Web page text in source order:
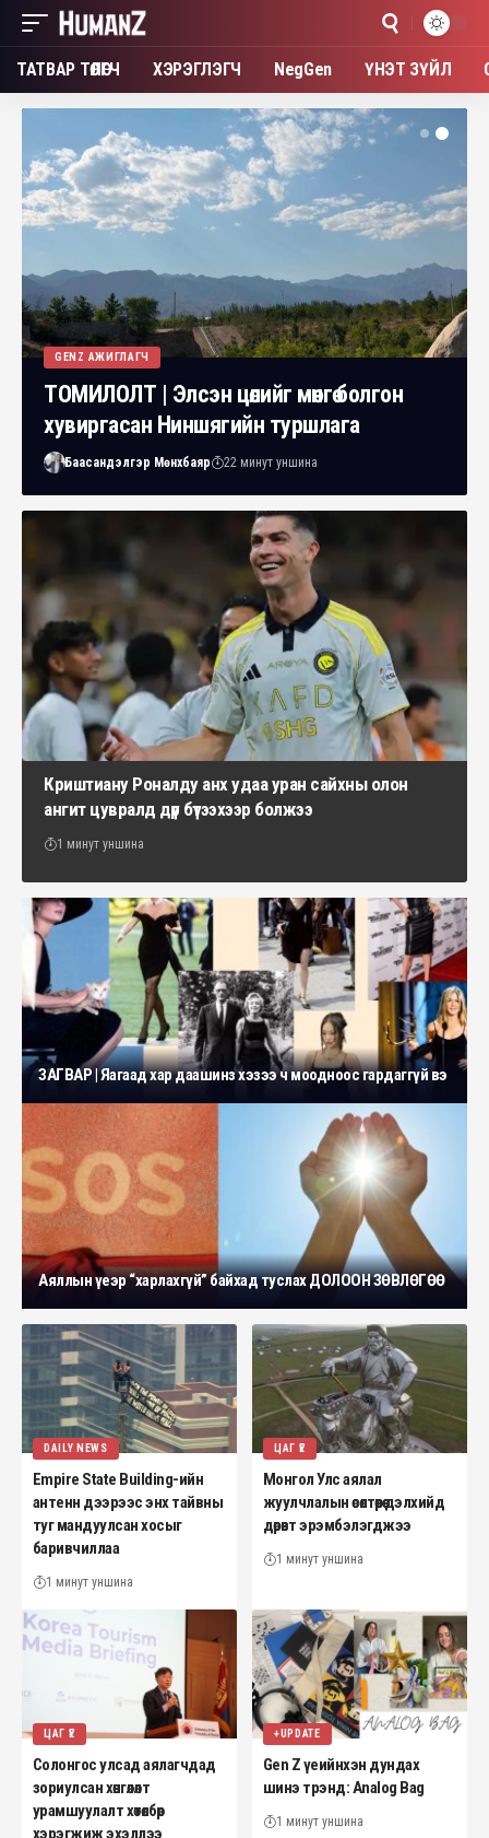
ТАТВАР ТӨЛӨГЧ ХЭРЭГЛЭГЧ NegGen ҮНЭТ ЗҮЙЛ
GENZ АЖИГЛАГЧ
ТОМИЛОЛТ | Элсэн цөлийг мөнгө болгон
хувиргасан Ниншягийн туршлага
Баасандэлгэр Мөнхбаяр 22 минут уншина
Криштиану Роналду анх удаа уран сайхны олон
ангит цувралд дүр бүтээхээр болжээ
1 минут уншина
ЗАГВАР | Яагаад хар даашинз хэзээ ч моодноос гардаггүй вэ
Аяллын үеэр “харлахгүй” байхад туслах ДОЛООН ЗӨВЛӨГӨӨ
DAILY NEWS
Empire State Building-ийн
антенн дээрээс энх тайвны
туг мандуулсан хосыг
баривчиллаа
1 минут уншина
ЦАГ ҮЕ
Монгол Улс аялал
жуулчлалын өсөлтөөрөө дэлхийд
дөрөвт эрэмбэлэгджээ
1 минут уншина
ЦАГ ҮЕ
Солонгос улсад аялагчдад
зориулсан хөнгөлөлт
урамшуулалт хөтөлбөр
хэрэгжиж эхэллээ
+UPDATE
Gen Z үеийнхэн дундах
шинэ трэнд: Analog Bag
1 минут уншина